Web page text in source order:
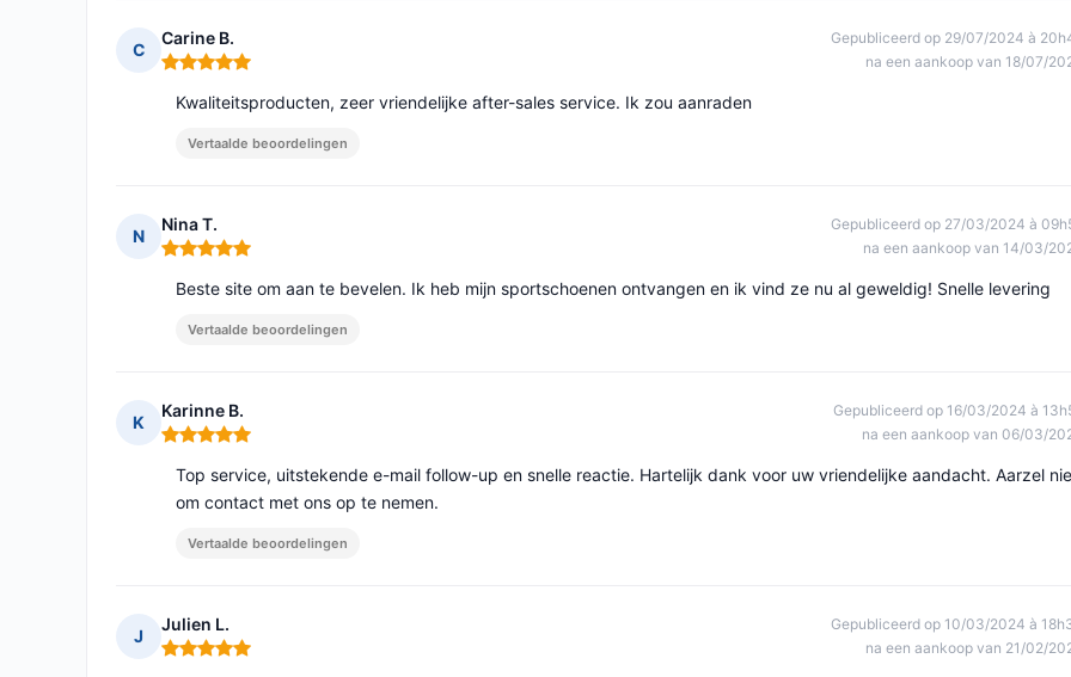
C
Carine B.
Opmerking: 5 van 5
Gepubliceerd op 29/07/2024 à
na een aankoop van 18/07/
Kwaliteitsproducten, zeer vriendelijke after-sales service. Ik zou aanraden
Vertaalde beoordelingen
N
Nina T.
Opmerking: 5 van 5
Gepubliceerd op 27/03/2024 à
na een aankoop van 14/03/
Beste site om aan te bevelen. Ik heb mijn sportschoenen ontvangen en ik vind ze nu al geweldig! Snelle levering
Vertaalde beoordelingen
K
Karinne B.
Opmerking: 5 van 5
Gepubliceerd op 16/03/2024 à
na een aankoop van 06/03/
Top service, uitstekende e-mail follow-up en snelle reactie. Hartelijk dank voor uw vriendelijke aandacht. Aarzel
om contact met ons op te nemen.
Vertaalde beoordelingen
J
Julien L.
Opmerking: 5 van 5
Gepubliceerd op 10/03/2024 à
na een aankoop van 21/02/